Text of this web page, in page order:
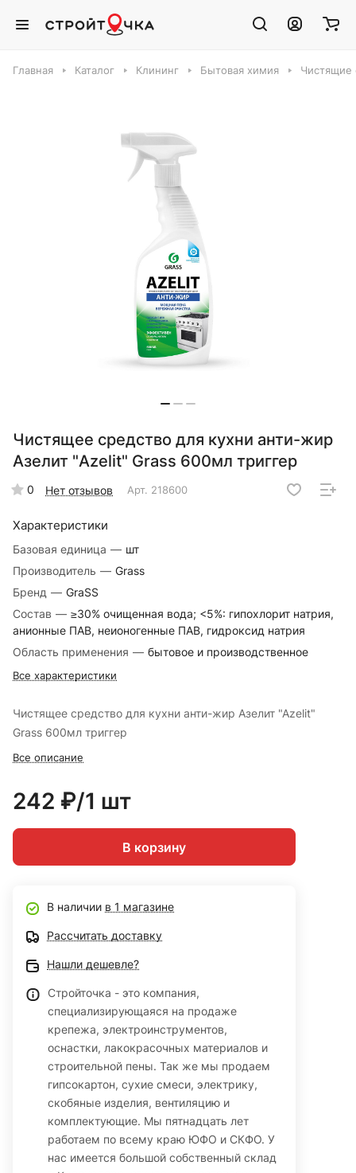
Главная Каталог Клининг Бытовая химия Чистящие
Чистящее средство для кухни анти-жир
Азелит "Azelit" Grass 600мл триггер
0 Нет отзывов Арт. 218600
Характеристики
Базовая единица — шт
Производитель — Grass
Бренд — GraSS
Состав — ≥30% очищенная вода; <5%: гипохлорит натрия,
анионные ПАВ, неионогенные ПАВ, гидроксид натрия
Область применения — бытовое и производственное
Все характеристики
Чистящее средство для кухни анти-жир Азелит "Azelit"
Grass 600мл триггер
Все описание
242 ₽/1 шт
В корзину
В наличии в 1 магазине
Рассчитать доставку
Нашли дешевле?
Стройточка - это компания,
специализирующаяся на продаже
крепежа, электроинструментов,
оснастки, лакокрасочных материалов и
строительной пены. Так же мы продаем
гипсокартон, сухие смеси, электрику,
скобяные изделия, вентиляцию и
комплектующие. Мы пятнадцать лет
работаем по всему краю ЮФО и СКФО. У
нас имеется большой собственный склад